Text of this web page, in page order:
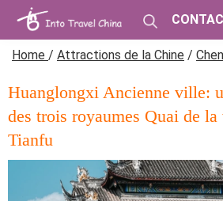
Home / Attractions de la Chine /
Huanglongxi Ancienne ville:
des trois royaumes Quai de
Tianfu